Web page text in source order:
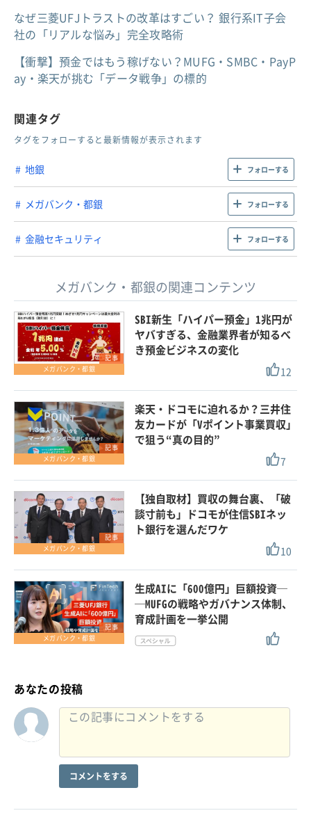
なぜ三菱UFJトラストの改革はすごい？ 銀行系IT子会
社の「リアルな悩み」完全攻略術
【衝撃】預金ではもう稼げない？MUFG・SMBC・PayP
ay・楽天が挑む「データ戦争」の標的
関連タグ
タグをフォローすると最新情報が表示されます
地銀 フォローする
メガバンク・都銀 フォローする
金融セキュリティ フォローする
メガバンク・都銀の関連コンテンツ
記事
メガバンク・都銀
SBI新生「ハイパー預金」1兆円が
ヤバすぎる、金融業界者が知るべ
き預金ビジネスの変化
12
記事
メガバンク・都銀
楽天・ドコモに迫れるか？三井住
友カードが「Vポイント事業買収」
で狙う“真の目的”
7
記事
メガバンク・都銀
【独自取材】買収の舞台裏、「破
談寸前も」ドコモが住信SBIネッ
ト銀行を選んだワケ
10
記事
メガバンク・都銀
生成AIに「600億円」巨額投資─
─MUFGの戦略やガバナンス体制、
育成計画を一挙公開
あなたの投稿
コメントをする